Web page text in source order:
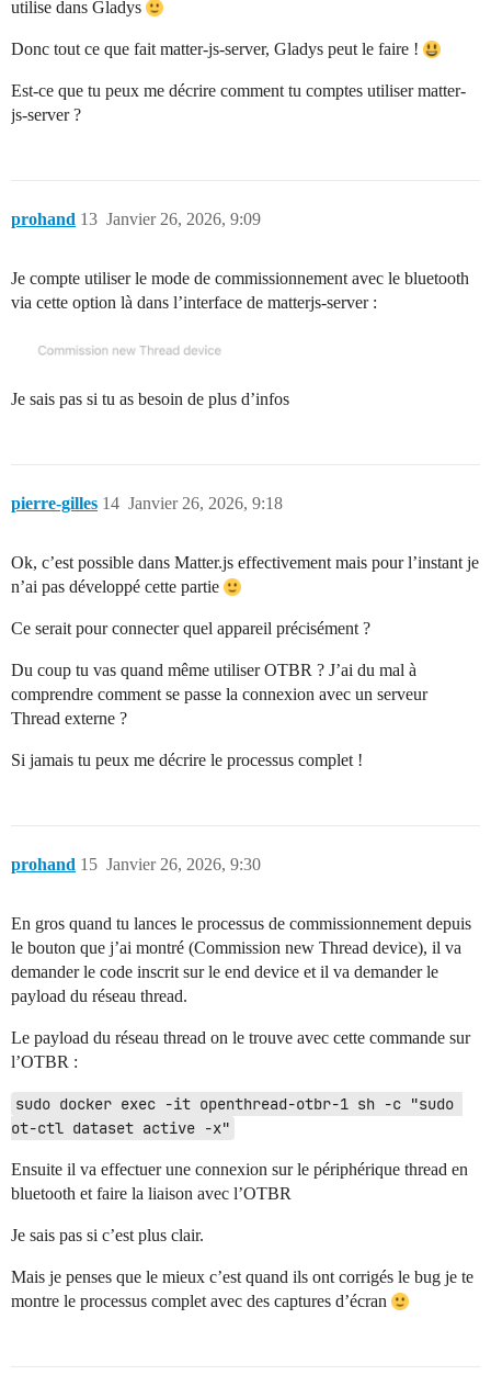
utilise dans Gladys
Donc tout ce que fait matter-js-server, Gladys peut le faire !
Est-ce que tu peux me décrire comment tu comptes utiliser matter-
js-server ?
prohand Janvier 26, 2026, 9:09
13
Je compte utiliser le mode de commissionnement avec le bluetooth
via cette option là dans l’interface de matterjs-server :
Je sais pas si tu as besoin de plus d’infos
pierre-gilles Janvier 26, 2026, 9:18
14
Ok, c’est possible dans Matter.js effectivement mais pour l’instant je
n’ai pas développé cette partie
Ce serait pour connecter quel appareil précisément ?
Du coup tu vas quand même utiliser OTBR ? J’ai du mal à
comprendre comment se passe la connexion avec un serveur
Thread externe ?
Si jamais tu peux me décrire le processus complet !
prohand Janvier 26, 2026, 9:30
15
En gros quand tu lances le processus de commissionnement depuis
le bouton que j’ai montré (Commission new Thread device), il va
demander le code inscrit sur le end device et il va demander le
payload du réseau thread.
Le payload du réseau thread on le trouve avec cette commande sur
l’OTBR :
sudo docker exec -it openthread-otbr-1 sh -c "sudo
ot-ctl dataset active -x"
Ensuite il va effectuer une connexion sur le périphérique thread en
bluetooth et faire la liaison avec l’OTBR
Je sais pas si c’est plus clair.
Mais je penses que le mieux c’est quand ils ont corrigés le bug je te
montre le processus complet avec des captures d’écran